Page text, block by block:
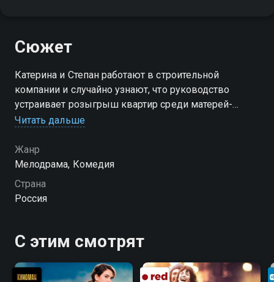
Сюжет
Катерина и Степан работают в строительной
компании и случайно узнают, что руководство
устраивает розыгрыш квартир среди матерей-
одиночек, в том числе сотрудников. Недолго думая,
расторгает брак
Читать дальше
Жанр
Мелодрама, Комедия
Страна
Россия
С этим смотрят